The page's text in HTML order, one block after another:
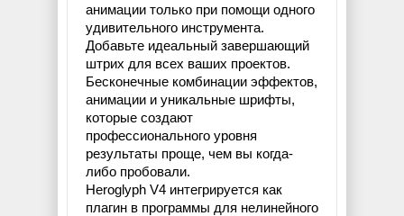
анимации только при помощи одного
удивительного инструмента.
Добавьте идеальный завершающий
штрих для всех ваших проектов.
Бесконечные комбинации эффектов,
анимации и уникальные шрифты,
которые создают
профессионального уровня
результаты проще, чем вы когда-
либо пробовали.
Heroglyph V4 интегрируется как
плагин в программы для нелинейного